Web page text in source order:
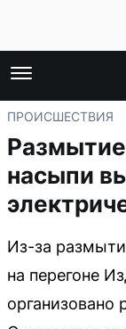
ПРОИСШЕСТВИЯ
насыпи
Из-за
на перегоне
организовано